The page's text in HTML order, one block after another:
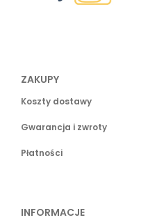
ZAKUPY
Koszty dostawy
Gwarancja i zwroty
Płatności
INFORMACJE